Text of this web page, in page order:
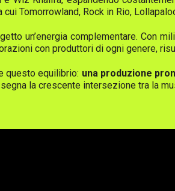
cui Tomorrowland, Rock in Rio,
un’energia complementare. Con
con produttori di ogni genere,
questo equilibrio: una produzione
la crescente intersezione tra la